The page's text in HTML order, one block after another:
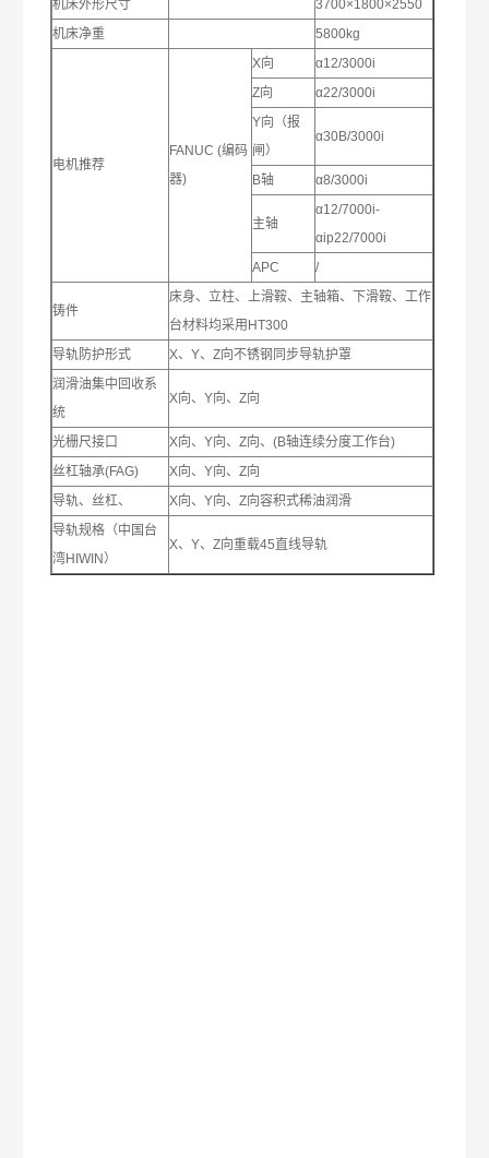
机床外形尺寸
3700×1800×2550
机床净重
5800kg
电机推荐
FANUC (编码
器)
X向
α12/3000i
Z向
α22/3000i
Y向（报
闸）
α30B/3000i
B轴 α8/3000i
主轴
α12/7000i-
αip22/7000i
APC
/
铸件
床身、立柱、上滑鞍、主轴箱、下滑鞍、工作
台材料均采用HT300
导轨防护形式
X、Y、Z向不锈钢同步导轨护罩
润滑油集中回收系
统
X向、Y向、Z向
光栅尺接口
X向、Y向、Z向、(B轴连续分度工作台)
丝杠轴承(FAG)
X向、Y向、Z向
导轨、丝杠、
X向、Y向、Z向容积式稀油润滑
导轨规格（中国台
湾HIWIN）
X、Y、Z向重载45直线导轨